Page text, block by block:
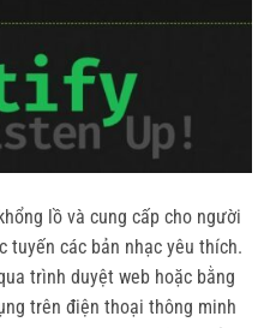
lồ và cung cấp cho người
tuyến các bản nhạc yêu thích.
trình duyệt web hoặc bằng
trên điện thoại thông minh